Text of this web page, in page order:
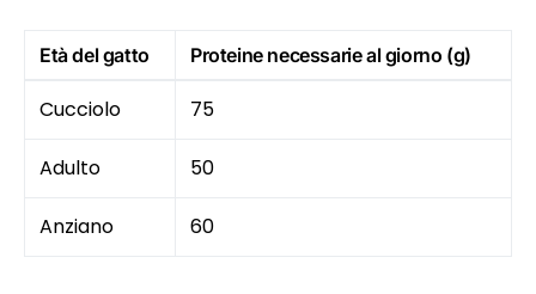
Età del gatto Proteine necessarie al giorno (g)
Cucciolo 75
Adulto 50
Anziano 60